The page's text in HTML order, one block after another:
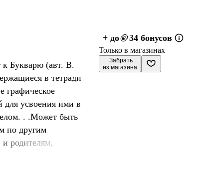
+ до 34 бонусов
Только в магазинах
Забрать
из магазина
к Букварю (авт. В.
в тетради
графическое
для усвоения ими в
. .Может быть
по другим
родителям,